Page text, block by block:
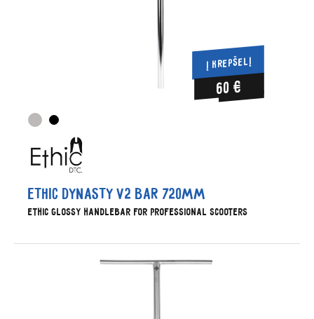
Į KREPŠELĮ
60 €
Ethic Dynasty v2 bar 720mm
Ethic glossy handlebar for professional scooters